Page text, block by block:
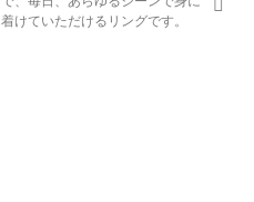
着けていただけるリングです。